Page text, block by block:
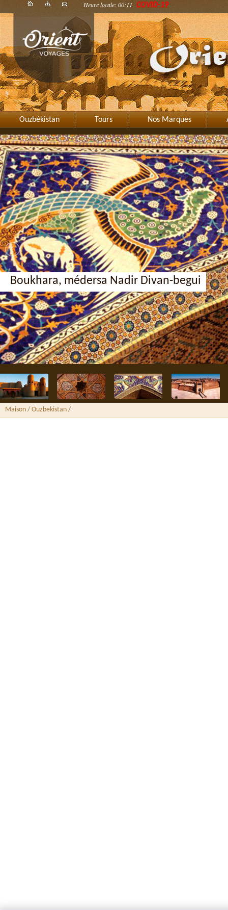
Heure locale: 00:11 COVID-19
Ouzbékistan Tours Nos Marques
Boukhara, médersa Nadir Divan-begui
Maison / Ouzbekistan /